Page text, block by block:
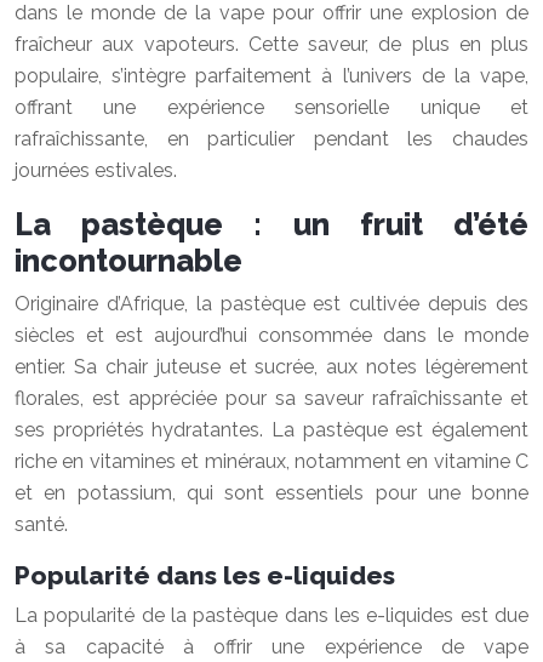
dans le monde de la vape pour offrir une explosion de
fraîcheur aux vapoteurs. Cette saveur, de plus en plus
populaire, s’intègre parfaitement à l’univers de la vape,
offrant une expérience sensorielle unique et
rafraîchissante, en particulier pendant les chaudes
journées estivales.
La pastèque : un fruit d’été
incontournable
Originaire d’Afrique, la pastèque est cultivée depuis des
siècles et est aujourd’hui consommée dans le monde
entier. Sa chair juteuse et sucrée, aux notes légèrement
florales, est appréciée pour sa saveur rafraîchissante et
ses propriétés hydratantes. La pastèque est également
riche en vitamines et minéraux, notamment en vitamine C
et en potassium, qui sont essentiels pour une bonne
santé.
Popularité dans les e-liquides
La popularité de la pastèque dans les e-liquides est due
à sa capacité à offrir une expérience de vape